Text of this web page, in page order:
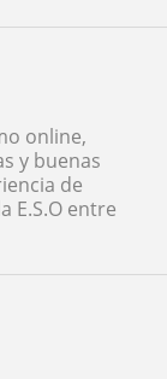
online,
y buenas
de
E.S.O entre